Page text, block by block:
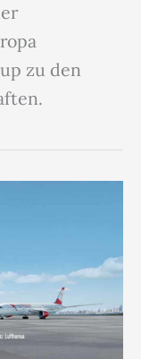
zu den